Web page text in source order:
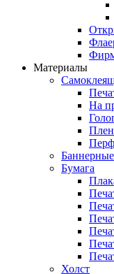
Материалы
На
Бумага
Холст